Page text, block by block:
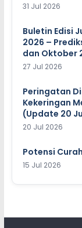
31 Jul 2026
Buletin Edisi
2026 –
dan Oktober
27 Jul 2026
Peringatan
Kekeringan
(Update 20
20 Jul 2026
Potensi
15 Jul 2026